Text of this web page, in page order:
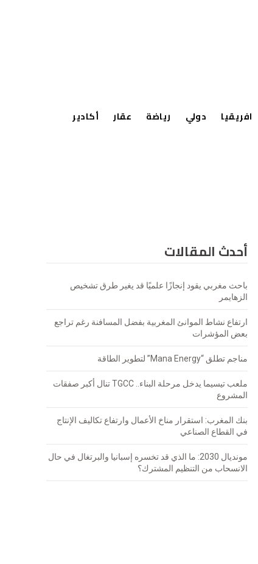
افريقيا دولي رياضة عقار أكادير
أحدث المقالات
باحث مغربي يقود إنجازًا علميًا قد يغير طرق تشخيص
الزهايمر
ارتفاع نشاط الموانئ المغربية بفضل المسافنة رغم تراجع
بعض المؤشرات
مناجم تطلق “Mana Energy” لتطوير الطاقة
ملعب تيسيما يدخل مرحلة البناء.. TGCC تنال أكبر صفقات
المشروع
بنك المغرب: استقرار مناخ الأعمال وارتفاع تكاليف الإنتاج
في القطاع الصناعي
مونديال 2030: ما الذي قد تخسره إسبانيا والبرتغال في حال
الانسحاب من التنظيم المشترك؟